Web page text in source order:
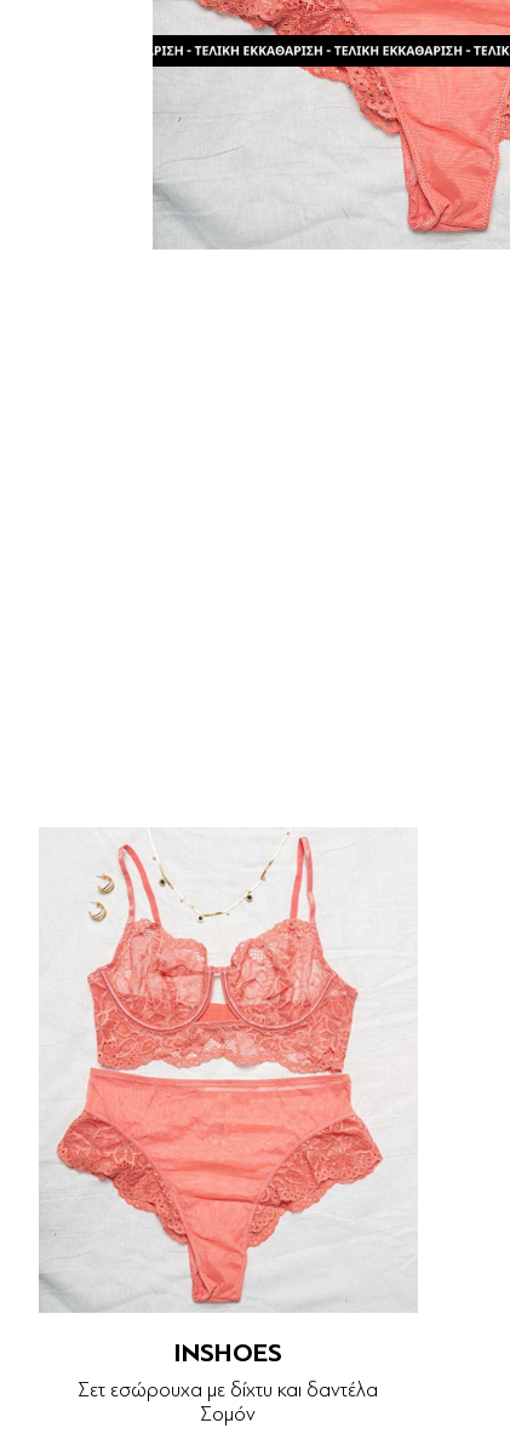
INSHOES
Σετ εσώρουχα με δίχτυ και δαντέλα
Σομόν